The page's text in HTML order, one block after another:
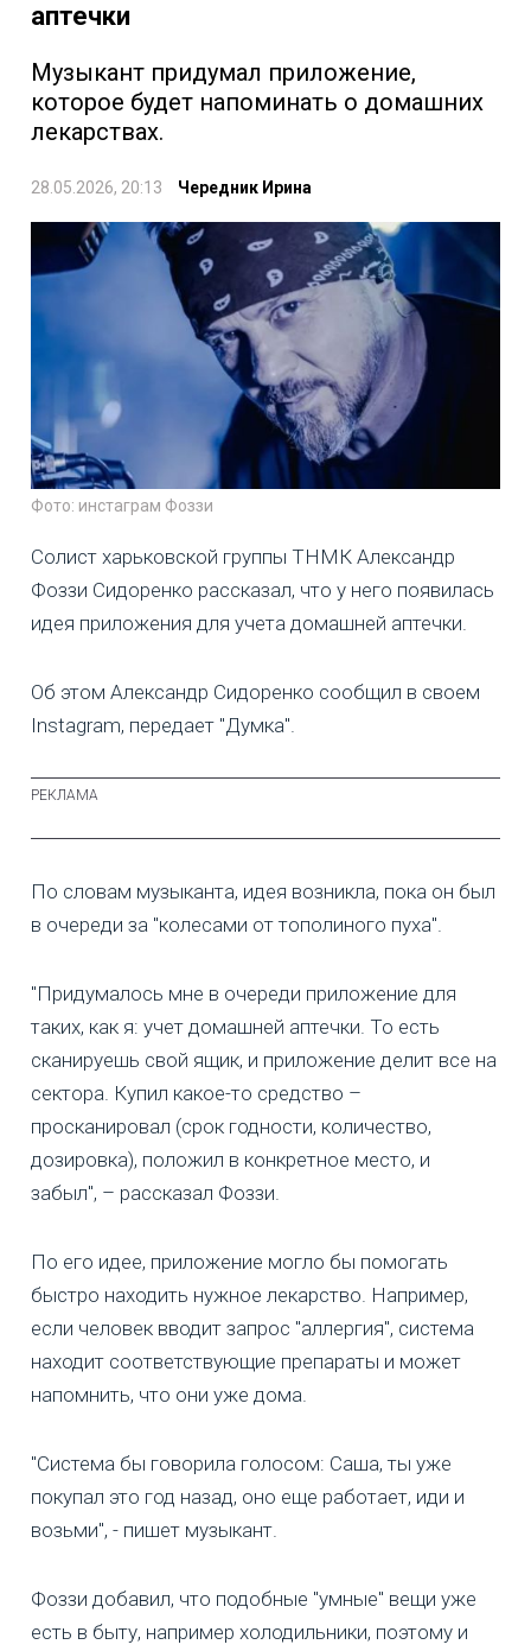
аптечки
Музыкант придумал приложение,
которое будет напоминать о домашних
лекарствах.
28.05.2026, 20:13 Чередник Ирина
Фото: инстаграм Фоззи
Солист харьковской группы ТНМК Александр
Фоззи Сидоренко рассказал, что у него появилась
идея приложения для учета домашней аптечки.
Об этом Александр Сидоренко сообщил в своем
Instagram, передает "Думка".
По словам музыканта, идея возникла, пока он был
в очереди за "колесами от тополиного пуха".
"Придумалось мне в очереди приложение для
таких, как я: учет домашней аптечки. То есть
сканируешь свой ящик, и приложение делит все на
сектора. Купил какое-то средство –
просканировал (срок годности, количество,
дозировка), положил в конкретное место, и
забыл", – рассказал Фоззи.
По его идее, приложение могло бы помогать
быстро находить нужное лекарство. Например,
если человек вводит запрос "аллергия", система
находит соответствующие препараты и может
напомнить, что они уже дома.
"Система бы говорила голосом: Саша, ты уже
покупал это год назад, оно еще работает, иди и
возьми", - пишет музыкант.
Фоззи добавил, что подобные "умные" вещи уже
есть в быту, например холодильники, поэтому и